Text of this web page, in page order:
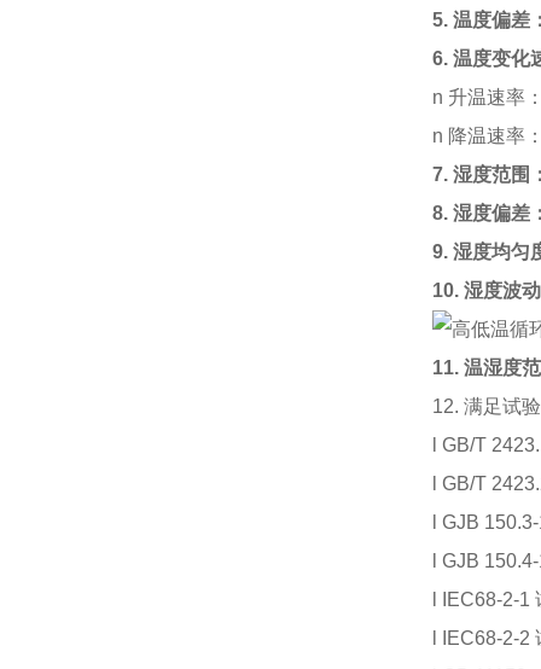
5. 温度偏差
6. 温度变化
n 升温速率
n 降温速率
7. 湿度范围
8. 湿度偏差
9. 湿度均匀
10. 湿度波
11. 温湿度
12. 满足试
l GB/T
l GB/T
l GJB
l GJB
l IEC68-2-1
l IEC68-2-2